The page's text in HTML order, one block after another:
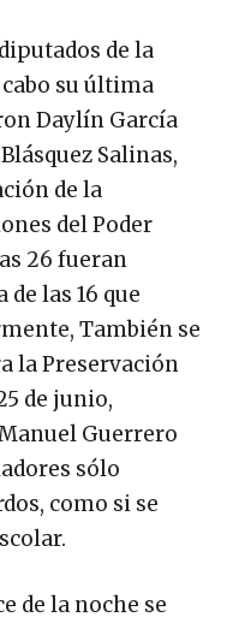
de la
su última
Daylín García
Salinas,
de la
del Poder
26 fueran
las 16 que
También se
la Preservación
de junio,
Guerrero
sólo
como si se
de la noche se